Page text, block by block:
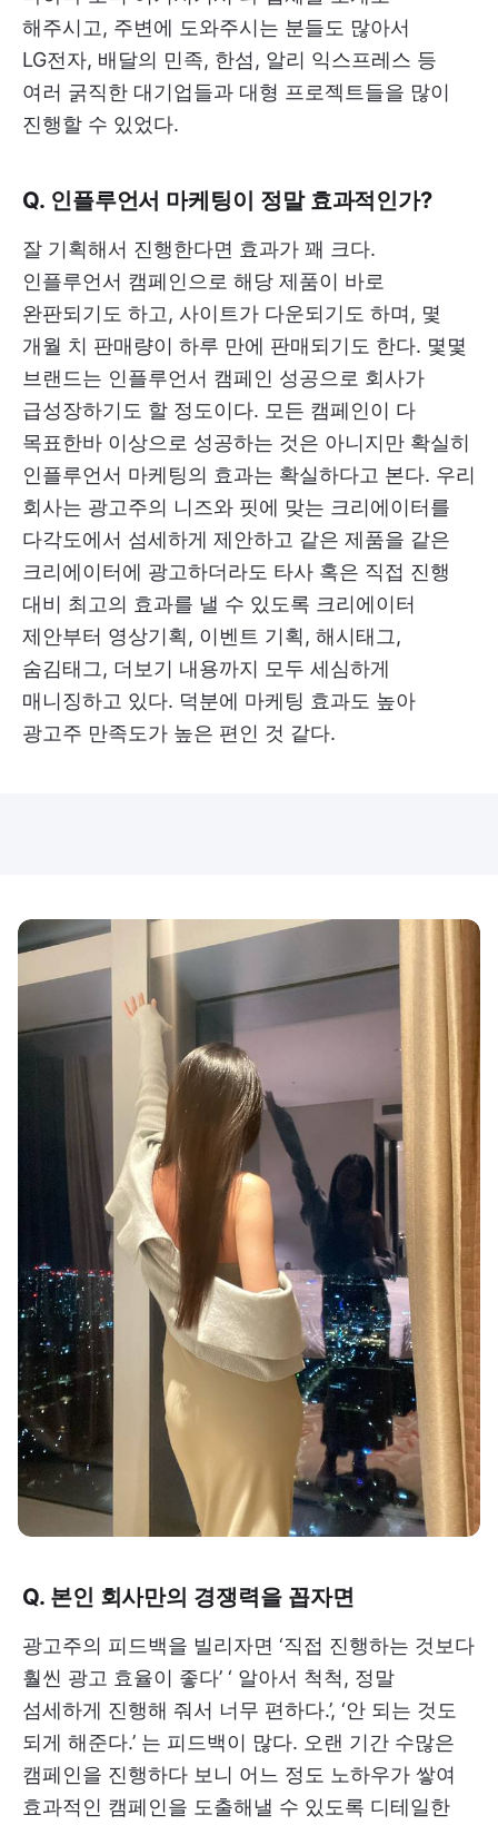
해주시고, 주변에 도와주시는 분들도 많아서
LG전자, 배달의 민족, 한섬, 알리 익스프레스 등
여러 굵직한 대기업들과 대형 프로젝트들을 많이
진행할 수 있었다.
Q. 인플루언서 마케팅이 정말 효과적인가?
잘 기획해서 진행한다면 효과가 꽤 크다.
인플루언서 캠페인으로 해당 제품이 바로
완판되기도 하고, 사이트가 다운되기도 하며, 몇
개월 치 판매량이 하루 만에 판매되기도 한다. 몇몇
브랜드는 인플루언서 캠페인 성공으로 회사가
급성장하기도 할 정도이다. 모든 캠페인이 다
목표한바 이상으로 성공하는 것은 아니지만 확실히
인플루언서 마케팅의 효과는 확실하다고 본다. 우리
회사는 광고주의 니즈와 핏에 맞는 크리에이터를
다각도에서 섬세하게 제안하고 같은 제품을 같은
크리에이터에 광고하더라도 타사 혹은 직접 진행
대비 최고의 효과를 낼 수 있도록 크리에이터
제안부터 영상기획, 이벤트 기획, 해시태그,
숨김태그, 더보기 내용까지 모두 세심하게
매니징하고 있다. 덕분에 마케팅 효과도 높아
광고주 만족도가 높은 편인 것 같다.
Q. 본인 회사만의 경쟁력을 꼽자면
광고주의 피드백을 빌리자면 ‘직접 진행하는 것보다
훨씬 광고 효율이 좋다’ ‘ 알아서 척척, 정말
섬세하게 진행해 줘서 너무 편하다.’, ‘안 되는 것도
되게 해준다.’ 는 피드백이 많다. 오랜 기간 수많은
캠페인을 진행하다 보니 어느 정도 노하우가 쌓여
효과적인 캠페인을 도출해낼 수 있도록 디테일한